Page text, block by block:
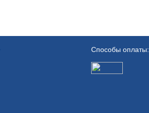
Способы оплаты: